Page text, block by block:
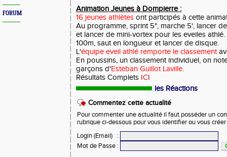
FORUM
Animation Jeunes à Dompierre :
16 jeunes athlètes ont participés à cette
Au programme, sprint 5", marche 5', lancer
et lancer de mini-vortex pour les eveiles
100m, saut en longueur et lancer de disque.
L'équipe eveil athlé remporte le classement
En poussins, un classement individuel, on
garçons d'Esteban Guillot Laville.
Résultats Complets ICI
les Réactions
Commentez cette actualité
Pour commenter une actualité il faut posséder un
rubrique ci-dessous pour vous identifier ou vous
Login (Email)
:
Mot de Passe :